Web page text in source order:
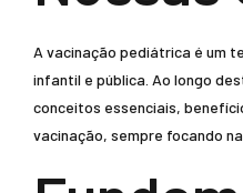
A vacinação pediátrica é um
infantil e pública. Ao longo
conceitos essenciais,
vacinação, sempre focando